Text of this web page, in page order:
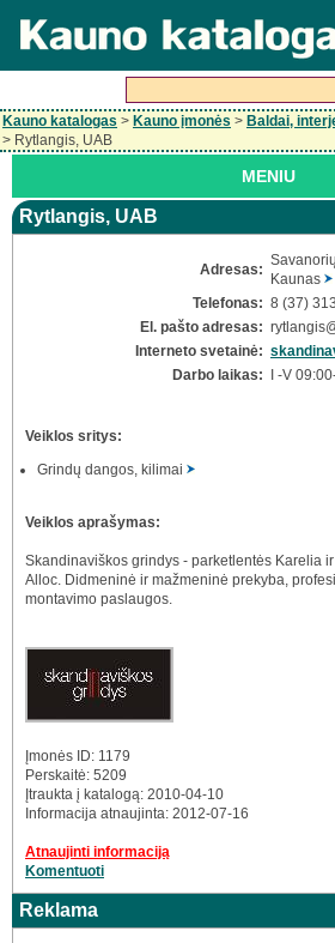
Kauno katalogas > Kauno įmonės > Baldai,
> Rytlangis, UAB
MENIU
Rytlangis, UAB
Adresas:
Kaunas
Telefonas: 8 (37)
El. pašto adresas: rytlangis
Interneto svetainė:
Darbo laikas:
I -V
Veiklos sritys:
Grindų dangos, kilimai
Veiklos aprašymas:
Skandinaviškos grindys - parketlentės Karelia
Alloc. Didmeninė ir mažmeninė prekyba,
montavimo paslaugos.
Įmonės ID: 1179
Perskaitė: 5209
Įtraukta į katalogą: 2010-04-10
Informacija atnaujinta: 2012-07-16
Atnaujinti informaciją
Komentuoti
Reklama